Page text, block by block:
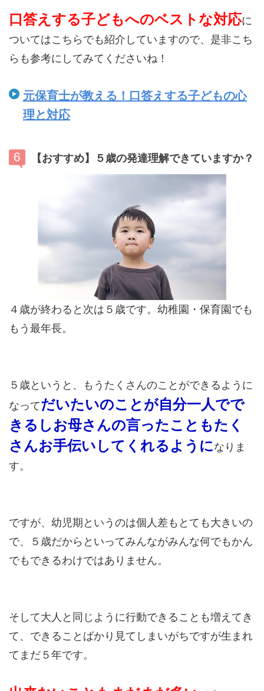
口答えする子どもへのベストな対応に
ついてはこちらでも紹介していますので、是非こち
らも参考にしてみてくださいね！
元保育士が教える！口答えする子どもの心
理と対応
【おすすめ】５歳の発達理解できていますか？
４歳が終わると次は５歳です。幼稚園・保育園でも
もう最年長。
５歳というと、もうたくさんのことができるように
なってだいたいのことが自分一人でで
きるしお母さんの言ったこともたく
さんお手伝いしてくれるようになりま
す。
ですが、幼児期というのは個人差もとても大きいの
で、５歳だからといってみんながみんな何でもかん
でもできるわけではありません。
そして大人と同じように行動できることも増えてき
て、できることばかり見てしまいがちですが生まれ
てまだ５年です。